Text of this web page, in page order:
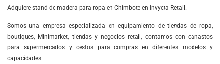
Adquiere stand de madera para ropa en Chimbote en Invycta Retail.
Somos una empresa especializada en equipamiento de tiendas de ropa,
boutiques, Minimarket, tiendas y negocios retail, contamos con canastos
para supermercados y cestos para compras en diferentes modelos y
capacidades.